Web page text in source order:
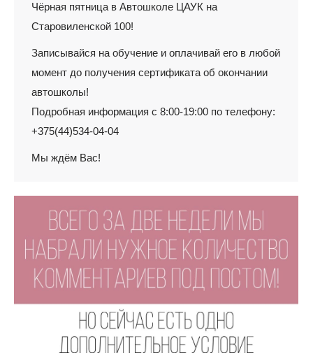
Чёрная пятница в Автошколе ЦАУК на
Старовиленской 100!
Записывайся на обучение и оплачивай его в любой
момент до получения сертификата об окончании
автошколы!
Подробная информация с 8:00-19:00 по телефону:
+375(44)534-04-04
Мы ждём Вас!